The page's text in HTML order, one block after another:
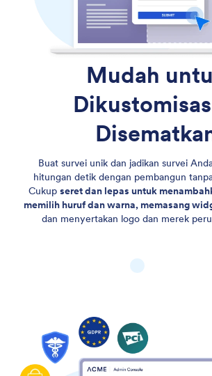
Mudah
Buat survei unik dan jadikan survei
hitungan detik dengan pembangun
Cukup seret dan lepas untuk
memilih huruf dan warna, memasang
dan menyertakan logo dan merek